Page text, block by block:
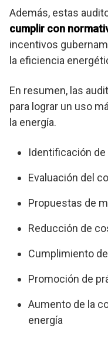
Además, estas
cumplir con
incentivos
la eficiencia
En resumen, las
para lograr un uso
la energía.
Identificación
Evaluación del
Propuestas de
Reducción de
Cumplimiento
Promoción de
Aumento de la
energía